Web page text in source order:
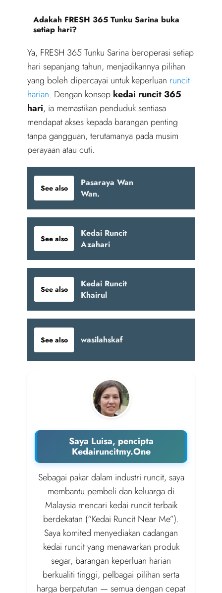
Adakah FRESH 365 Tunku Sarina buka
setiap hari?
Ya, FRESH 365 Tunku Sarina beroperasi setiap
hari sepanjang tahun, menjadikannya pilihan
yang boleh dipercayai untuk keperluan runcit
harian. Dengan konsep kedai runcit 365
hari, ia memastikan penduduk sentiasa
mendapat akses kepada barangan penting
tanpa gangguan, terutamanya pada musim
perayaan atau cuti.
See also
Pasaraya Wan
Wan.
See also
Kedai Runcit
Azahari
See also
Kedai Runcit
Khairul
See also wasilahskaf
Saya Luisa, pencipta
Kedairuncitmy.One
Sebagai pakar dalam industri runcit, saya
membantu pembeli dan keluarga di
Malaysia mencari kedai runcit terbaik
berdekatan (“Kedai Runcit Near Me”).
Saya komited menyediakan cadangan
kedai runcit yang menawarkan produk
segar, barangan keperluan harian
berkualiti tinggi, pelbagai pilihan serta
harga berpatutan — semua dengan cepat